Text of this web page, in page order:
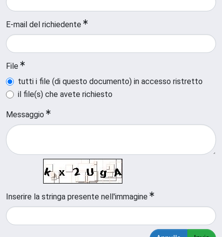
E-mail del richiedente
File
tutti i file (di questo documento) in accesso ristretto
il file(s) che avete richiesto
Messaggio
Inserire la stringa presente nell'immagine